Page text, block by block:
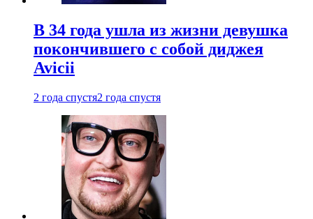
В 34 года ушла из жизни девушка
покончившего с собой диджея
Avicii
2 года спустя2 года спустя